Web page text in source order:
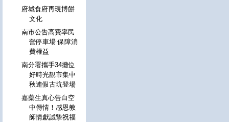
府城食府再現博餅
文化
南市公告高費率民
營停車場 保障消
費權益
南分署攜手34攤位
好時光靚市集中
秋連假古坑登場
嘉藥生真心告白空
中傳情！感恩教
師情獻誠摯祝福